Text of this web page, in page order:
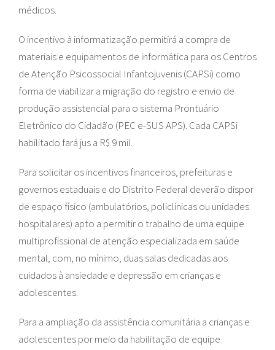
médicos.
O incentivo à informatização permitirá a compra de
materiais e equipamentos de informática para os Centros
de Atenção Psicossocial Infantojuvenis (CAPSi) como
forma de viabilizar a migração do registro e envio de
produção assistencial para o sistema Prontuário
Eletrônico do Cidadão (PEC e-SUS APS). Cada CAPSi
habilitado fará jus a R$ 9 mil.
Para solicitar os incentivos financeiros, prefeituras e
governos estaduais e do Distrito Federal deverão dispor
de espaço físico (ambulatórios, policlínicas ou unidades
hospitalares) apto a permitir o trabalho de uma equipe
multiprofissional de atenção especializada em saúde
mental, com, no mínimo, duas salas dedicadas aos
cuidados à ansiedade e depressão em crianças e
adolescentes.
Para a ampliação da assistência comunitária a crianças e
adolescentes por meio da habilitação de equipe